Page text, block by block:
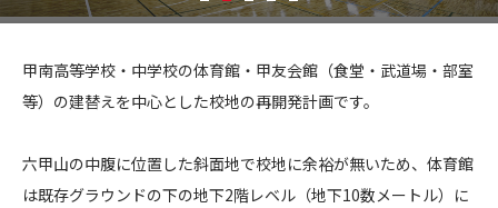
RECRUIT
CONTACT
1 2 3 4 5
甲南高等学校・中学校の体育館・甲友会館（食堂・武道場・部室
等）の建替えを中心とした校地の再開発計画です。
六甲山の中腹に位置した斜面地で校地に余裕が無いため、体育館
は既存グラウンドの下の地下2階レベル（地下10数メートル）に